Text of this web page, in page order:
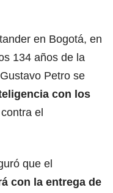
en Bogotá, en
134 años de la
Petro se
con los
el
que el
con la entrega de